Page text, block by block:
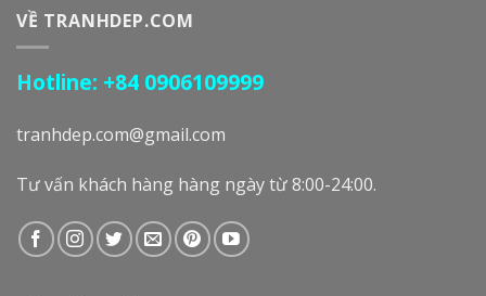
VỀ TRANHDEP.COM
Hotline: +84 0906109999
tranhdep.com@gmail.com
Tư vấn khách hàng hàng ngày từ 8:00-24:00.